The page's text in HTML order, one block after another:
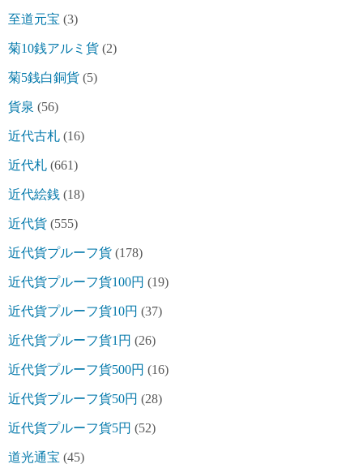
至道元宝 (3)
菊10銭アルミ貨 (2)
菊5銭白銅貨 (5)
貨泉 (56)
近代古札 (16)
近代札 (661)
近代絵銭 (18)
近代貨 (555)
近代貨プルーフ貨 (178)
近代貨プルーフ貨100円 (19)
近代貨プルーフ貨10円 (37)
近代貨プルーフ貨1円 (26)
近代貨プルーフ貨500円 (16)
近代貨プルーフ貨50円 (28)
近代貨プルーフ貨5円 (52)
道光通宝 (45)